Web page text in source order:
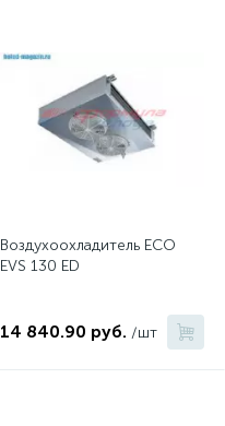
Воздухоохладитель ECO
EVS 130 ED
14 840.90 руб. /шт